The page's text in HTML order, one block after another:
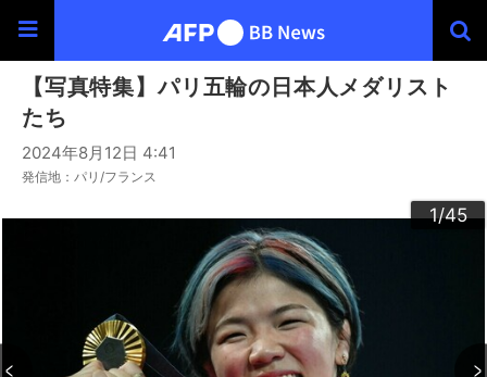
【写真特集】パリ五輪の日本人メダリスト
たち
2024年8月12日 4:41
発信地：パリ/フランス
1/45
2/45
3/45
4/45
5/45
6/45
7/45
8/45
9/45
10/45
11/45
12/45
13/45
14/45
15/45
16/45
17/45
18/45
19/45
20/45
21/45
22/45
23/45
24/45
25/45
26/45
27/45
28/45
29/45
30/45
31/45
32/45
33/45
34/45
35/45
36/45
37/45
38/45
39/45
40/45
41/45
42/45
43/45
44/45
45/45